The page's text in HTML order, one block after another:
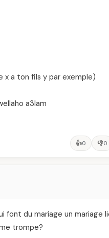
x a ton fils y par exemple)
a3lam
👍0 👎0
font du mariage un mariage
trompe?